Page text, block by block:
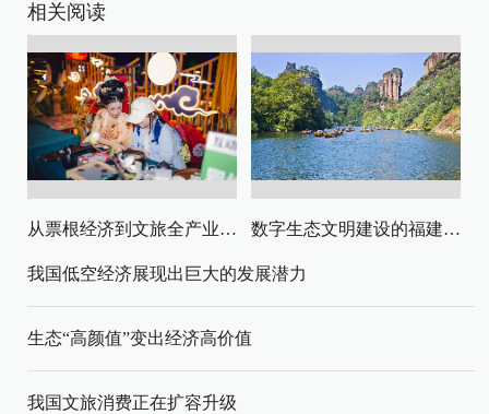
相关阅读
从票根经济到文旅全产业链升级 数字生态文明建设的福建路径与启示
我国低空经济展现出巨大的发展潜力
生态“高颜值”变出经济高价值
我国文旅消费正在扩容升级